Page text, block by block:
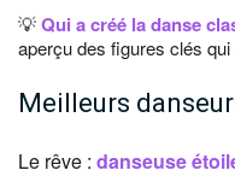
💡Qui a créé la danse
aperçu des figures clés
Meilleurs
Le rêve : danseuse